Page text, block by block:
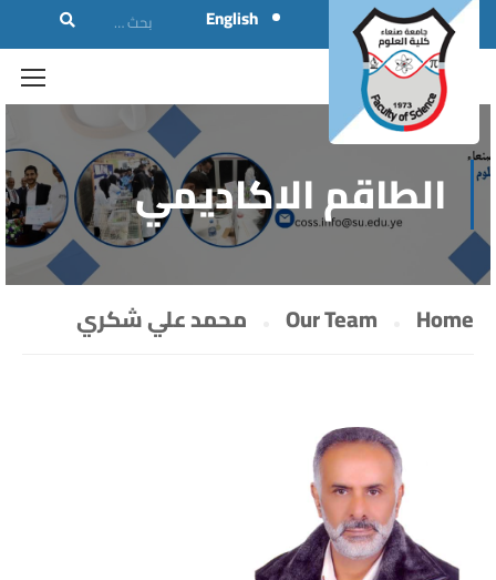
English
الطاقم الاكاديمي
Home
Our Team محمد علي شكري